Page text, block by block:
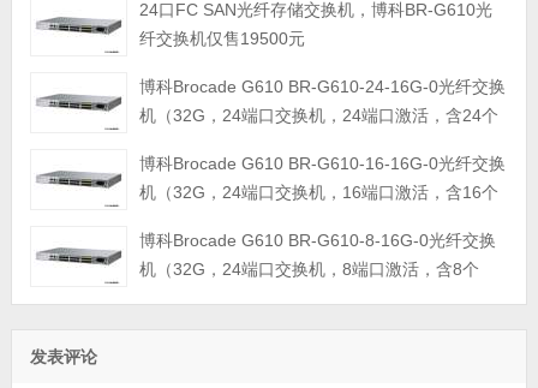
24口FC SAN光纤存储交换机，博科BR-G610光
纤交换机仅售19500元
博科Brocade G610 BR-G610-24-16G-0光纤交换
机（32G，24端口交换机，24端口激活，含24个
软件授权；支持级联；可按需扩展到16或24个通讯端口，单电源
博科Brocade G610 BR-G610-16-16G-0光纤交换
机（32G，24端口交换机，16端口激活，含16个
软件授权；支持级联；可按需扩展到16或24个通讯端口，单电源
博科Brocade G610 BR-G610-8-16G-0光纤交换
机（32G，24端口交换机，8端口激活，含8个
（固定）
发表评论